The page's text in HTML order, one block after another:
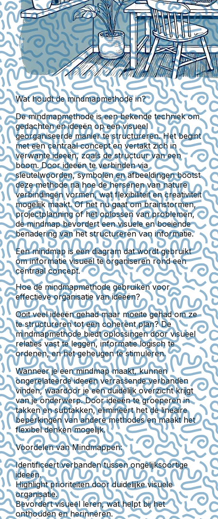
Wat houdt de mindmapmethode in?
De mindmapmethode is een bekende techniek om
gedachten en ideeën op een visueel
georganiseerde manier te structureren. Het begint
met een centraal concept en vertakt zich in
verwante ideeën, zoals de structuur van een
boom. Door ideeën te verbinden via
sleutelwoorden, symbolen en afbeeldingen bootst
deze methode na hoe de hersenen van nature
verbindingen vormen, wat flexibiliteit en creativiteit
mogelijk maakt. Of het nu gaat om brainstormen,
projectplanning of het oplossen van problemen,
de mindmap bevordert een visuele en boeiende
benadering van het structureren van informatie.
Een mindmap is een diagram dat wordt gebruikt
om informatie visueel te organiseren rond een
centraal concept.
Hoe de mindmapmethode gebruiken voor
effectieve organisatie van ideeën?
Ooit veel ideeën gehad maar moeite gehad om ze
te structureren tot een coherent plan? De
mindmapmethode biedt oplossingen door visueel
relaties vast te leggen, informatie logisch te
ordenen, en het geheugen te stimuleren.
Wanneer je een mindmap maakt, kunnen
ongerelateerde ideeën verrassende verbanden
vinden, waardoor je een duidelijk overzicht krijgt
van je onderwerp. Door ideeën te groeperen in
takken en subtakken, elimineert het de lineaire
beperkingen van andere methodes en maakt het
flexibel denken mogelijk.
Voordelen van Mindmappen:
Identificeert verbandentussen ongelijksoortige
ideeën.
Highlight prioriteitendoor duidelijke visuele
organisatie.
Bevordert visueel leren, wat helpt bij het
onthouden en herinneren.